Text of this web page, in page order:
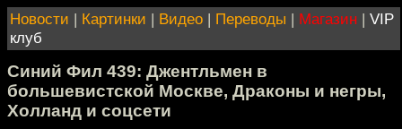
Новости | Картинки | Видео | Переводы | Магазин | VIP
клуб
Синий Фил 439: Джентльмен в
большевистской Москве, Драконы и негры,
Холланд и соцсети